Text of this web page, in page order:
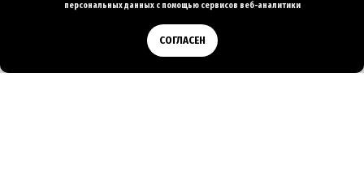
персональныхданных с помощью сервисов веб-аналитики
СОГЛАСЕН
Позвонить